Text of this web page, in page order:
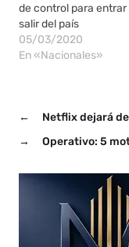
de control para entrar
salir del país
05/03/2020
En «Nacionales»
←
Netflix dejará
→
Operativo: 5